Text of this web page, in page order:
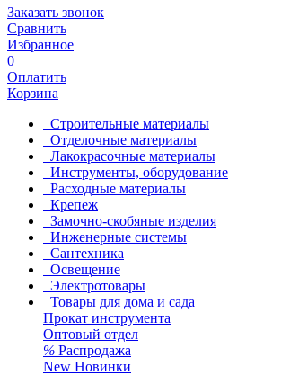
Заказать звонок
Сравнить
Избранное
0
Оплатить
Корзина
Строительные материалы
Отделочные материалы
Лакокрасочные материалы
Инструменты, оборудование
Расходные материалы
Крепеж
Замочно-скобяные изделия
Инженерные системы
Сантехника
Освещение
Электротовары
Товары для дома и сада
Прокат инструмента
Оптовый отдел
% Распродажа
New Новинки